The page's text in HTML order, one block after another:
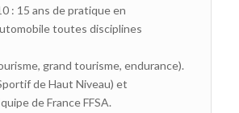
: 15 ans de pratique en
toutes disciplines
grand tourisme, endurance).
de Haut Niveau) et
de France FFSA.